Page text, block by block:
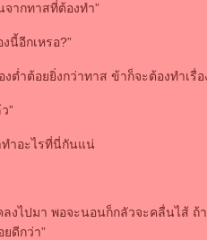
ากทาสที่ต้องทำ”
นี้อีกเหรอ?”
ต่ำต้อยยิ่งกว่าทาส ข้าก็จะต้องทำเรื่อ
”
ำอะไรที่นี่กันแน่
ลงไปมา พอจะนอนก็กลัวจะคลื่นไส้
ดีกว่า”